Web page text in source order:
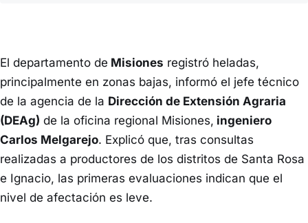
El departamento de Misiones registró heladas,
principalmente en zonas bajas, informó el jefe técnico
de la agencia de la Dirección de Extensión Agraria
(DEAg) de la oficina regional Misiones, ingeniero
Carlos Melgarejo. Explicó que, tras consultas
realizadas a productores de los distritos de Santa Rosa
e Ignacio, las primeras evaluaciones indican que el
nivel de afectación es leve.